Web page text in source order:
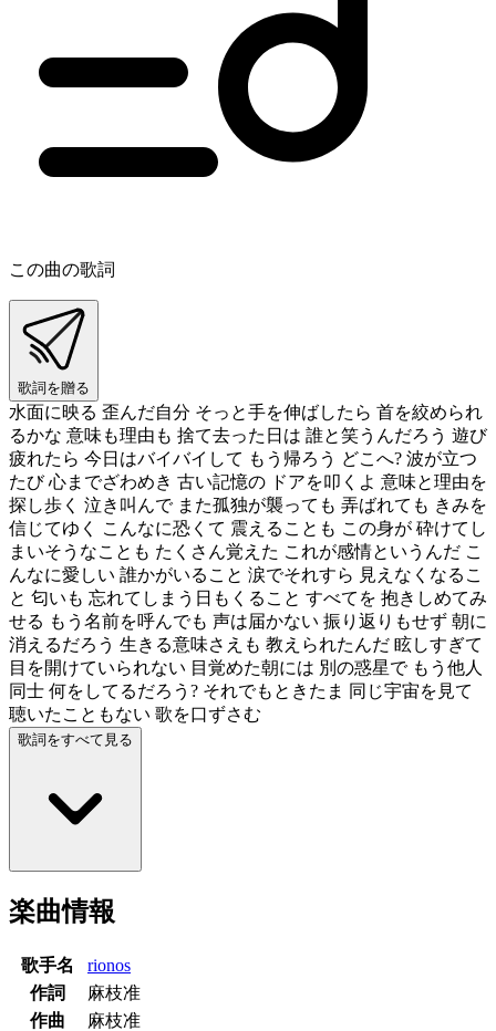
この曲の歌詞
歌詞を贈る
水面に映る 歪んだ自分 そっと手を伸ばしたら 首を絞められ
るかな 意味も理由も 捨て去った日は 誰と笑うんだろう 遊び
疲れたら 今日はバイバイして もう帰ろう どこへ? 波が立つ
たび 心までざわめき 古い記憶の ドアを叩くよ 意味と理由を
探し歩く 泣き叫んで また孤独が襲っても 弄ばれても きみを
信じてゆく こんなに恐くて 震えることも この身が 砕けてし
まいそうなことも たくさん覚えた これが感情というんだ こ
んなに愛しい 誰かがいること 涙でそれすら 見えなくなるこ
と 匂いも 忘れてしまう日もくること すべてを 抱きしめてみ
せる もう名前を呼んでも 声は届かない 振り返りもせず 朝に
消えるだろう 生きる意味さえも 教えられたんだ 眩しすぎて
目を開けていられない 目覚めた朝には 別の惑星で もう他人
同士 何をしてるだろう? それでもときたま 同じ宇宙を見て
聴いたこともない 歌を口ずさむ
歌詞をすべて見る
楽曲情報
歌手名
rionos
作詞
麻枝准
作曲
麻枝准